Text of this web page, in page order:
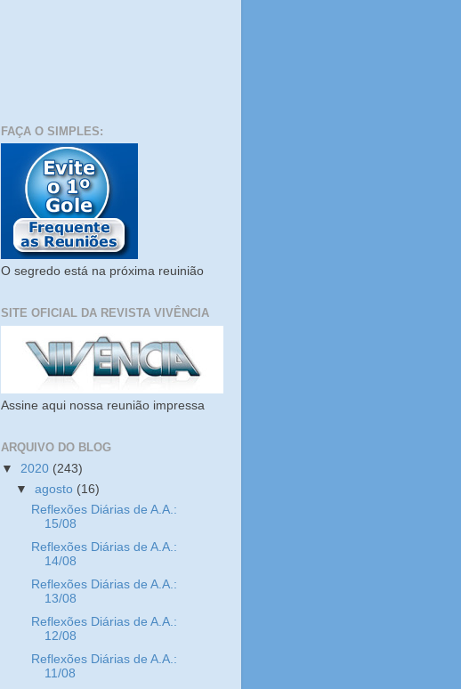
FAÇA O SIMPLES:
O segredo está na próxima reuinião
SITE OFICIAL DA REVISTA VIVÊNCIA
Assine aqui nossa reunião impressa
ARQUIVO DO BLOG
▼ 2020 (243)
▼agosto (16)
Reflexões Diárias de A.A.:
15/08
Reflexões Diárias de A.A.:
14/08
Reflexões Diárias de A.A.:
13/08
Reflexões Diárias de A.A.:
12/08
Reflexões Diárias de A.A.:
11/08